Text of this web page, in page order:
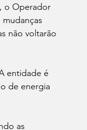
o Operador
não voltarão
entidade é
de energia
as